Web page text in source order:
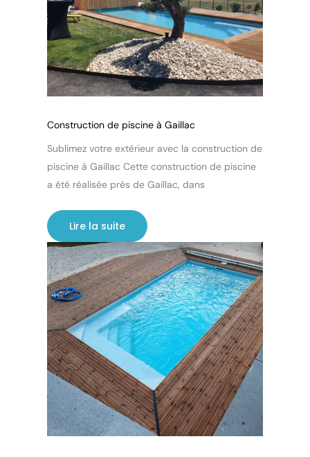
Construction de piscine à Gaillac
Sublimez votre extérieur avec la construction de
piscine à Gaillac Cette construction de piscine
a été réalisée près de Gaillac, dans
Lire la suite